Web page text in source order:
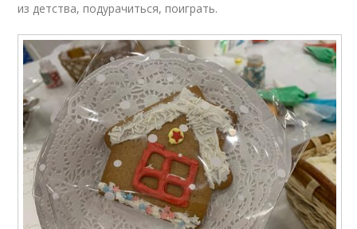
из детства, подурачиться, поиграть.